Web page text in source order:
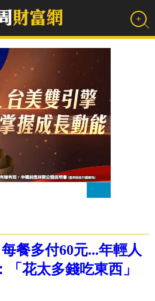
餐多付60元...年輕人
花太多錢吃東西」